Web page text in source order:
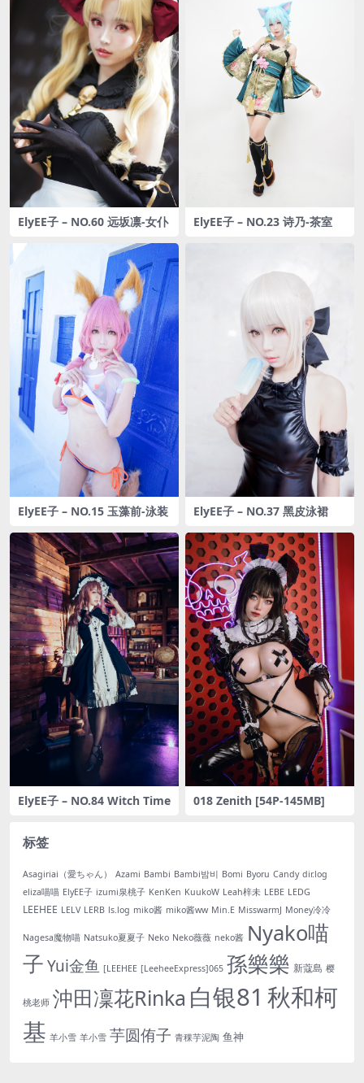
ElyEE子 – NO.60 远坂凛-女仆 ElyEE子 – NO.23 诗乃-茶室
ElyEE子 – NO.15 玉藻前-泳装 ElyEE子 – NO.37 黑皮泳裙
ElyEE子 – NO.84 Witch Time 018 Zenith [54P-145MB]
标签
Asagiriai（愛ちゃん） Azami Bambi Bambi밤비 Bomi Byoru Candy dir.log
eliza喵喵 ElyEE子 izumi泉桃子 KenKen KuukoW Leah梓未 LEBE LEDG
LEEHEE LELV LERB ls.log miko酱 miko酱ww Min.E MisswarmJ Money冷冷
Nagesa魔物喵 Natsuko夏夏子 Neko Neko薇薇 neko酱 Nyako喵
子Yui金鱼 [LEEHEE [LeeheeExpress]065 孫樂樂 新蔻島 樱
桃老师 沖田凜花Rinka 白银81 秋和柯
基 羊小雪 羊小雪 芋圆侑子 青稞芋泥陶 鱼神